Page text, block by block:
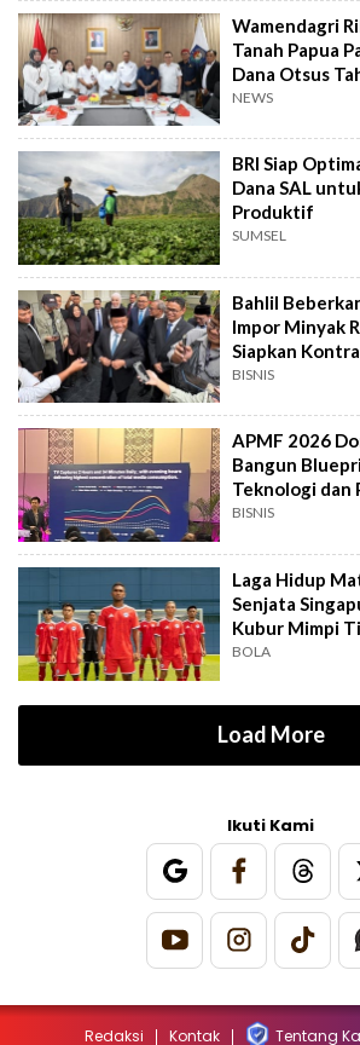
Wamendagri
Tanah Papua
Dana Otsus
& Sasaran
NEWS
BRI Siap
Dana SAL
Produktif
SUMSEL
Bahlil
Impor Minyak
Siapkan
BISNIS
APMF 2026
Bangun
Teknologi dan
Kian Dinamis
BISNIS
Laga Hidup
Senjata
Kubur Mimpi
BOLA
Load More
Ikuti Kami
Redaksi Kontak Tentang